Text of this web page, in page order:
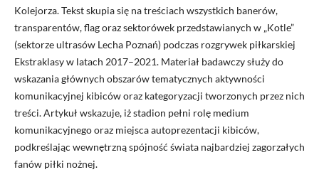
Kolejorza. Tekst skupia się na treściach wszystkich banerów,
transparentów, flag oraz sektorówek przedstawianych w „Kotle”
(sektorze ultrasów Lecha Poznań) podczas rozgrywek piłkarskiej
Ekstraklasy w latach 2017–2021. Materiał badawczy służy do
wskazania głównych obszarów tematycznych aktywności
komunikacyjnej kibiców oraz kategoryzacji tworzonych przez nich
treści. Artykuł wskazuje, iż stadion pełni rolę medium
komunikacyjnego oraz miejsca autoprezentacji kibiców,
podkreślając wewnętrzną spójność świata najbardziej zagorzałych
fanów piłki nożnej.